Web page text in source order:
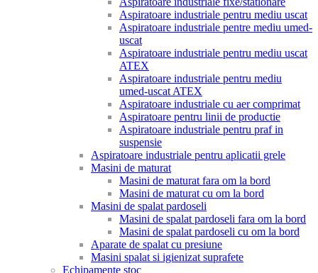
Aspiratoare industriale pentru mediu uscat
Aspiratoare industriale pentre mediu umed-
uscat
Aspiratoare industriale pentru mediu uscat
ATEX
Aspiratoare industriale pentru mediu
umed-uscat ATEX
Aspiratoare industriale cu aer comprimat
Aspiratoare pentru linii de productie
Aspiratoare industriale pentru praf in
suspensie
Aspiratoare industriale pentru aplicatii grele
Masini de maturat
Masini de maturat fara om la bord
Masini de maturat cu om la bord
Masini de spalat pardoseli
Masini de spalat pardoseli fara om la bord
Masini de spalat pardoseli cu om la bord
Aparate de spalat cu presiune
Masini spalat si igienizat suprafete
Echipamente stoc